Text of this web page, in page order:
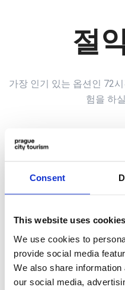
Consent
This website uses cookies
We use cookies to
provide social media
We also share
our social media,
절
가장 인기 있는 옵션인 72
험을 하